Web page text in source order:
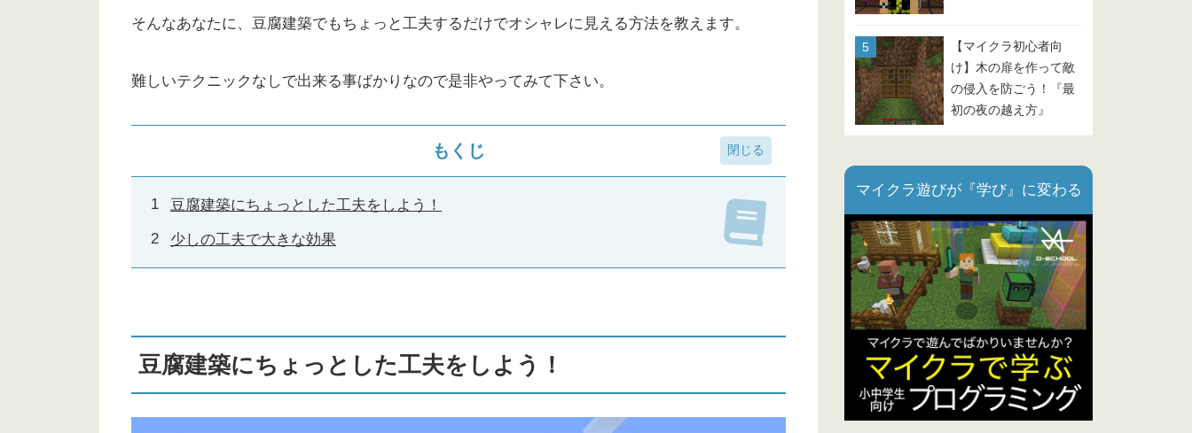
そんなあなたに、豆腐建築でもちょっと工夫するだけでオシャレに見える方法を教えます。
難しいテクニックなしで出来る事ばかりなので是非やってみて下さい。
もくじ
豆腐建築にちょっとした工夫をしよう！
少しの工夫で大きな効果
豆腐建築にちょっとした工夫をしよう！
【マイクラ初心者向
け】木の扉を作って敵
の侵入を防ごう！『最
初の夜の越え方』
マイクラ遊びが『学び』に変わる